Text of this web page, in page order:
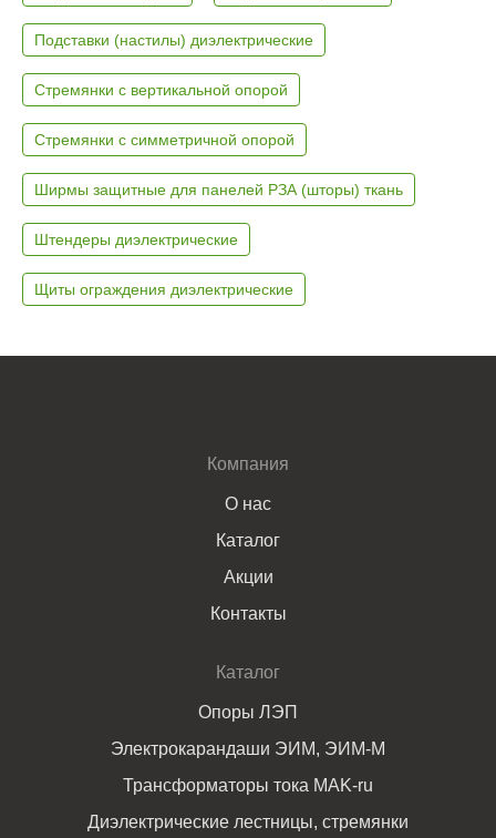
Подставки (настилы) диэлектрические
Стремянки с вертикальной опорой
Стремянки с симметричной опорой
Ширмы защитные для панелей РЗА (шторы) ткань
Штендеры диэлектрические
Щиты ограждения диэлектрические
Компания
О нас
Каталог
Акции
Контакты
Каталог
Опоры ЛЭП
Электрокарандаши ЭИМ, ЭИМ-М
Трансформаторы тока MAK-ru
Диэлектрические лестницы, стремянки